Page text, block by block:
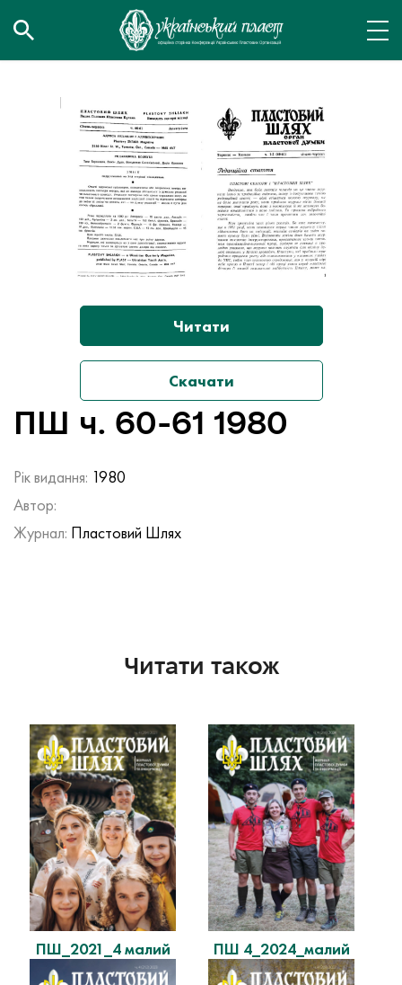
Читати
Скачати
ПШ ч. 60-61 1980
Рік видання: 1980
Автор:
Журнал: Пластовий Шлях
Читати також
ПШ_2021_4 малий ПШ 4_2024_малий